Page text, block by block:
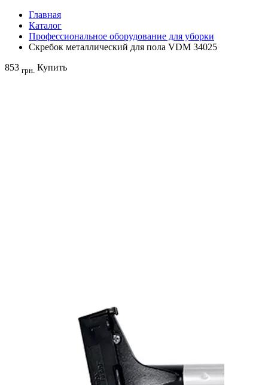
Главная
Каталог
Профессиональное оборудование для уборки
Скребок металлический для пола VDM 34025
853 грн. Купить